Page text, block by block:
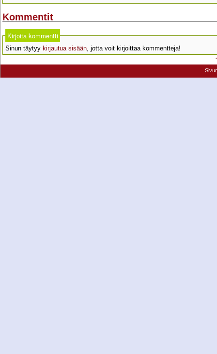
Kommentit
Kirjoita kommentti
Sinun täytyy kirjautua sisään, jotta voit kirjoittaa kommentteja!